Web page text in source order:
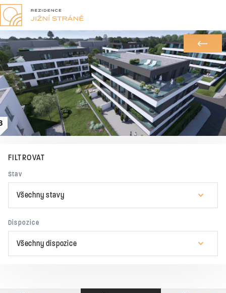
Výběr bytu
FILTROVAT
Stav
Všechny stavy
Dispozice
Všechny dispozice